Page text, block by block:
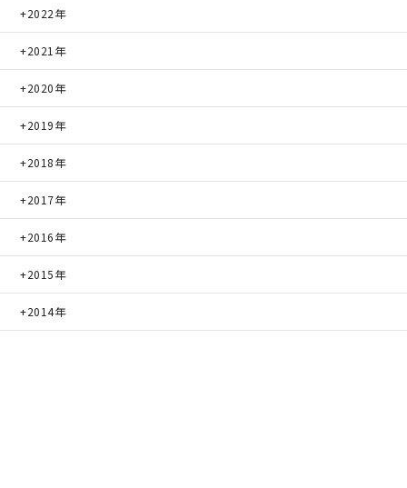
2022年
2021年
2020年
2019年
2018年
2017年
2016年
2015年
2014年